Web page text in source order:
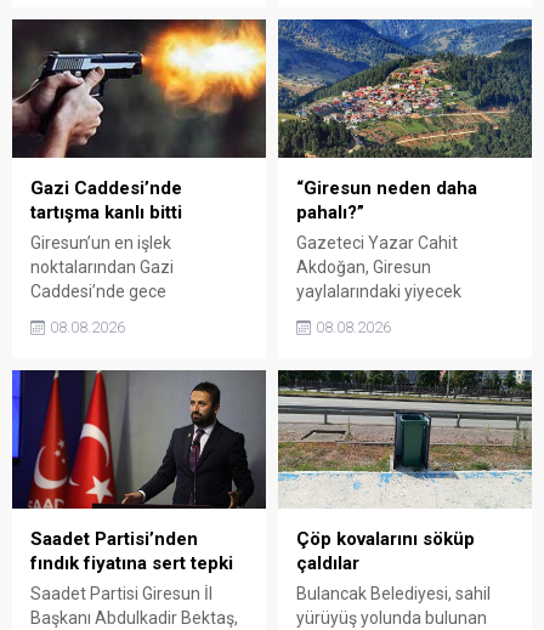
organizasyonun ardından
Kadın El Emeği Pazarı'nın
süresi de 16 Ağustos'a
kadar uzatıldı.
eleştirdi. Taşgöz, üreticinin
emeğinin karşılığını
alamadığını savunarak,
Giresun milletvekillerini
sessiz kalmakla suçladı.
Gazi Caddesi’nde
tartışma kanlı bitti
Giresun’un en işlek
noktalarından Gazi
Caddesi’nde gece
saatlerinde çıkan silahlı
kavgada A.E. ayağından
bölgede kısa süreli panik
yaşanırken polis geniş çaplı
soruşturma başlattı.
08.08.2026
“Giresun neden daha
pahalı?”
Gazeteci Yazar Cahit
Akdoğan, Giresun
yaylalarındaki yiyecek
fiyatlarının çevre illere göre
belirgin biçimde yüksek
Valiliği, Tarım ve Orman İl
Müdürlüğü ile ilgili kurumları
denetime çağırdı. Akdoğan,
yüzde 50’ye ulaşan fiyat
farklarının araştırılması
gerektiğini söyledi.
08.08.2026
Saadet Partisi’nden
fındık fiyatına sert tepki
Saadet Partisi Giresun İl
Başkanı Abdulkadir Bektaş,
Çöp kovalarını söküp
çaldılar
Bulancak Belediyesi, sahil
yürüyüş yolunda bulunan